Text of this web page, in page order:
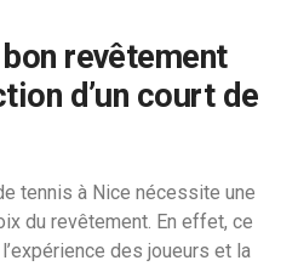
bon revêtement
d’un court de
tennis à Nice nécessite une
du revêtement. En effet, ce
des joueurs et la